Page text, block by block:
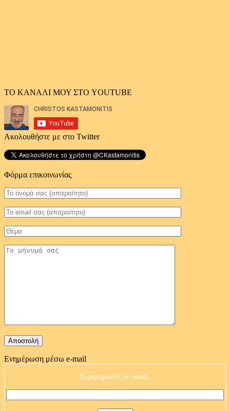
ΤΟ ΚΑΝΑΛΙ ΜΟΥ ΣΤΟ YOUTUBE
Ακολουθήστε με στο Twitter
Φόρμα επικοινωνίας
Ενημέρωση μέσω e-mail
Συμπληρώστε το email: